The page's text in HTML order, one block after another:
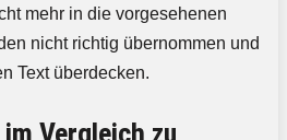
mehr in die vorgesehenen
nicht richtig übernommen und
Text überdecken.
im Vergleich zu